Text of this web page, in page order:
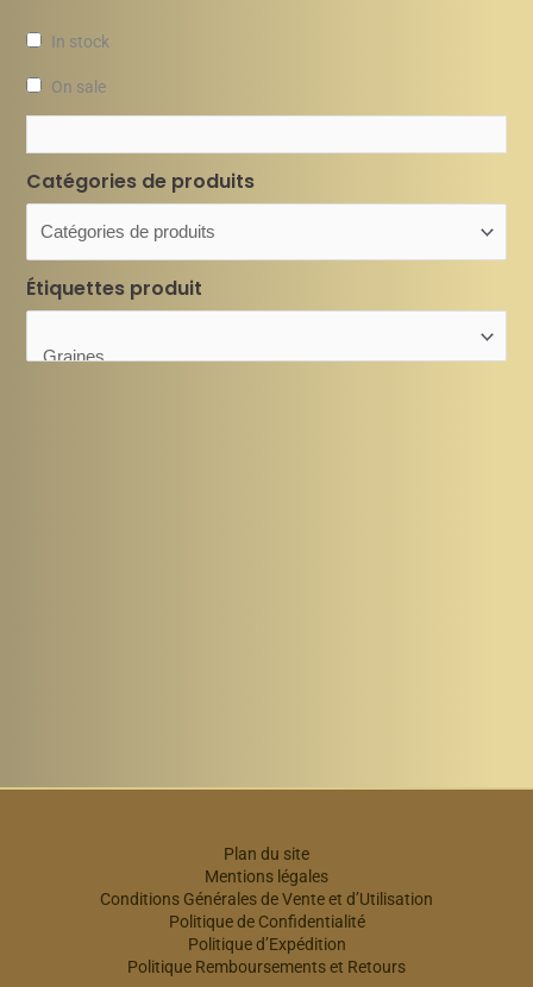
In stock
On sale
Catégories de produits
Étiquettes produit
Plan du site
Mentions légales
Conditions Générales de Vente et d’Utilisation
Politique de Confidentialité
Politique d’Expédition
Politique Remboursements et Retours